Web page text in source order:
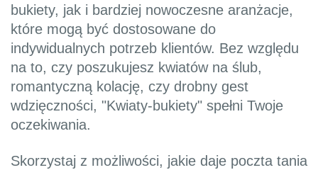
bukiety, jak i bardziej nowoczesne aranżacje,
które mogą być dostosowane do
indywidualnych potrzeb klientów. Bez względu
na to, czy poszukujesz kwiatów na ślub,
romantyczną kolację, czy drobny gest
wdzięczności, "Kwiaty-bukiety" spełni Twoje
oczekiwania.
Skorzystaj z możliwości, jakie daje poczta tania